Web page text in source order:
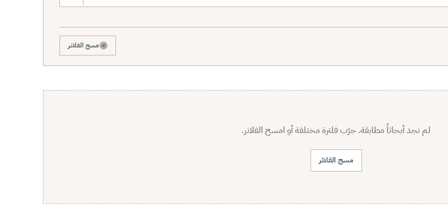
× مسح الفلاتر
لم نجد أبحاثاً مطابقة. جرّب فلترة مختلفة أو امسح الفلاتر.
مسح الفلاتر